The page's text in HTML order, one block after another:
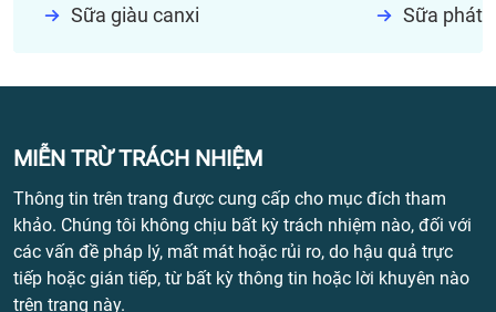
Sữa giàu canxi Sữa phát
MIỄN TRỪ TRÁCH NHIỆM
Thông tin trên trang được cung cấp cho mục đích tham
khảo. Chúng tôi không chịu bất kỳ trách nhiệm nào, đối với
các vấn đề pháp lý, mất mát hoặc rủi ro, do hậu quả trực
tiếp hoặc gián tiếp, từ bất kỳ thông tin hoặc lời khuyên nào
trên trang này.